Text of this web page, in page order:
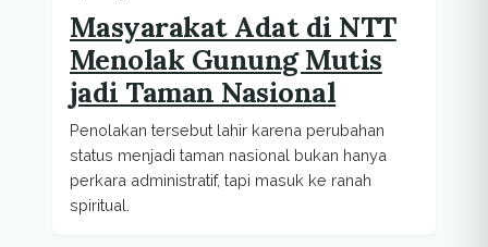
Masyarakat Adat di NTT
Menolak Gunung Mutis
jadi Taman Nasional
Penolakan tersebut lahir karena perubahan
status menjadi taman nasional bukan hanya
perkara administratif, tapi masuk ke ranah
spiritual.